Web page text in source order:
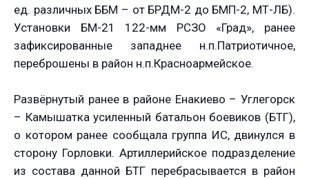
ед. различных ББМ – от БРДМ-2 до БМП-2, МТ-ЛБ).
Установки БМ-21 122-мм РСЗО «Град», ранее
зафиксированные западнее н.п.Патриотичное,
переброшены в район н.п.Красноармейское.
Развёрнутый ранее в районе Енакиево – Углегорск
– Камышатка усиленный батальон боевиков (БТГ),
о котором ранее сообщала группа ИС, двинулся в
сторону Горловки. Артиллерийское подразделение
из состава данной БТГ перебрасывается в район